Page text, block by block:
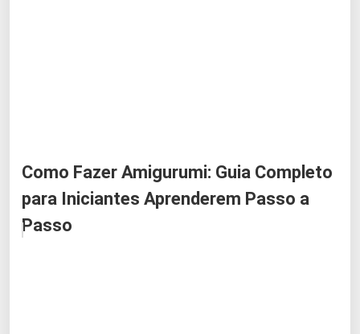
Como Fazer Amigurumi: Guia Completo
para Iniciantes Aprenderem Passo a
Passo